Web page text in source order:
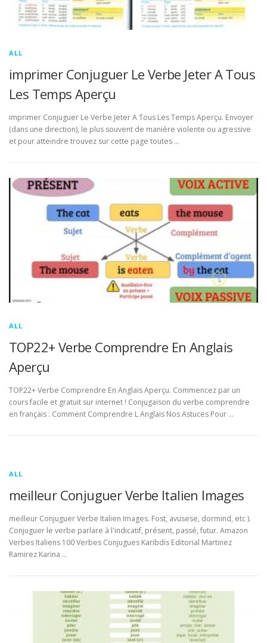
ALL
imprimer Conjuguer Le Verbe Jeter A Tous
Les Temps Aperçu
imprimer Conjuguer Le Verbe Jeter A Tous Les Temps Aperçu. Envoyer
(dans une direction), le plus souvent de manière violente ou agressive
et pour atteindre trouvez sur cette page toutes …
ALL
TOP22+ Verbe Comprendre En Anglais
Aperçu
TOP22+ Verbe Comprendre En Anglais Aperçu. Commencez par un
cours facile et gratuit sur internet ! Conjugaison du verbe comprendre
en français : Comment Comprendre L Anglais Nos Astuces Pour …
ALL
meilleur Conjuguer Verbe Italien Images
meilleur Conjuguer Verbe Italien Images. Fost, avusese, dormind, etc ).
Conjuguer le verbe parlare à l'indicatif, présent, passé, futur. Amazon
Verbes Italiens 100 Verbes Conjugues Karibdis Editorial Martinez
Ramirez Karina …